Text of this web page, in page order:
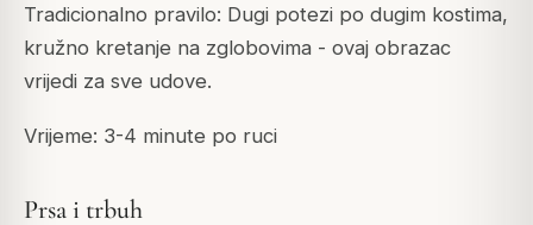
Tradicionalno pravilo: Dugi potezi po dugim kostima,
kružno kretanje na zglobovima - ovaj obrazac
vrijedi za sve udove.
Vrijeme: 3-4 minute po ruci
Prsa i trbuh